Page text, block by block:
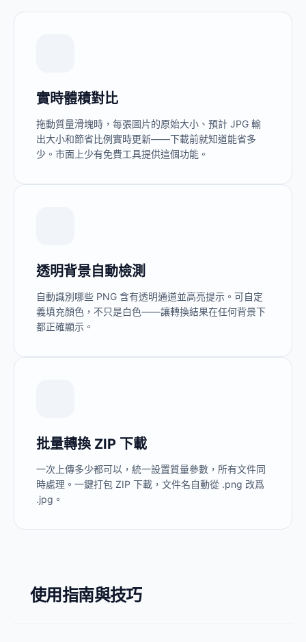
實時體積對比
拖動質量滑塊時，每張圖片的原始大小、預計 JPG 輸
出大小和節省比例實時更新——下載前就知道能省多
少。市面上少有免費工具提供這個功能。
透明背景自動檢測
自動識別哪些 PNG 含有透明通道並高亮提示。可自定
義填充顏色，不只是白色——讓轉換結果在任何背景下
都正確顯示。
批量轉換 ZIP 下載
一次上傳多少都可以，統一設置質量參數，所有文件同
時處理。一鍵打包 ZIP 下載，文件名自動從 .png 改爲
.jpg。
使用指南與技巧